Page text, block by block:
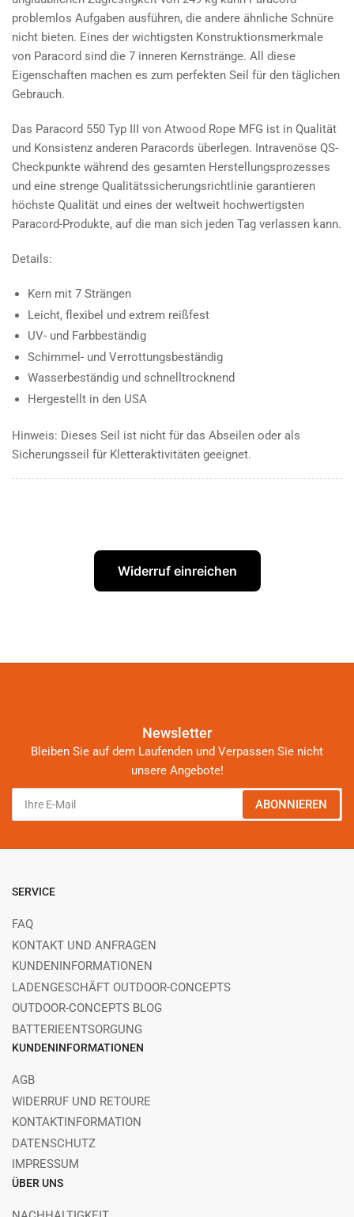
problemlos Aufgaben ausführen, die andere ähnliche Schnüre
nicht bieten. Eines der wichtigsten Konstruktionsmerkmale
von Paracord sind die 7 inneren Kernstränge. All diese
Eigenschaften machen es zum perfekten Seil für den täglichen
Gebrauch.
Das Paracord 550 Typ III von Atwood Rope MFG ist in Qualität
und Konsistenz anderen Paracords überlegen. Intravenöse QS-
Checkpunkte während des gesamten Herstellungsprozesses
und eine strenge Qualitätssicherungsrichtlinie garantieren
höchste Qualität und eines der weltweit hochwertigsten
Paracord-Produkte, auf die man sich jeden Tag verlassen kann.
Details:
Kern mit 7 Strängen
Leicht, flexibel und extrem reißfest
UV- und Farbbeständig
Schimmel- und Verrottungsbeständig
Wasserbeständig und schnelltrocknend
Hergestellt in den USA
Hinweis: Dieses Seil ist nicht für das Abseilen oder als
Sicherungsseil für Kletteraktivitäten geeignet.
Widerruf einreichen
Newsletter
Bleiben Sie auf dem Laufenden und Verpassen Sie nicht
unsere Angebote!
Mail
ABONNIEREN
SERVICE
FAQ
KONTAKT UND ANFRAGEN
KUNDENINFORMATIONEN
LADENGESCHÄFT OUTDOOR-CONCEPTS
OUTDOOR-CONCEPTS BLOG
BATTERIEENTSORGUNG
KUNDENINFORMATIONEN
AGB
WIDERRUF UND RETOURE
KONTAKTINFORMATION
DATENSCHUTZ
IMPRESSUM
ÜBER UNS